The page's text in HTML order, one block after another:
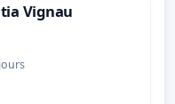
Vignau